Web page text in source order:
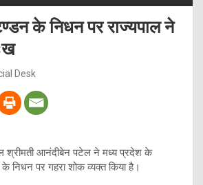
के निधन पर राज्यपाल ने
Desk
श्रीमती आनंदीबेन पटेल ने मध्य प्रदेश के
निधन पर गहरा शोक व्यक्त किया है।